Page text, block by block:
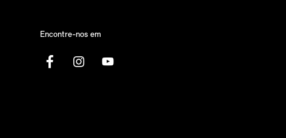
Encontre-nos em